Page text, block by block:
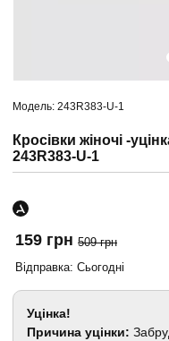
Модель: 243R383-U-1
Кросівки жіночі -
243R383-U-1
159 грн 509 грн
Відправка: Сьогодні
Уцінка!
Причина уцінки: